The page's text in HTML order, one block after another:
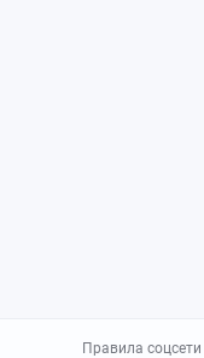
Правила соцсети